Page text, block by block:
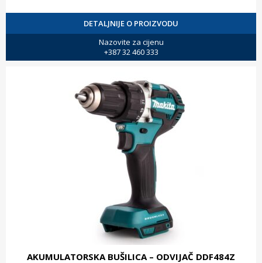
DETALJNIJE O PROIZVODU
Nazovite za cijenu
+387 32 460 333
AKUMULATORSKA BUŠILICA – ODVIJAČ DDF484Z